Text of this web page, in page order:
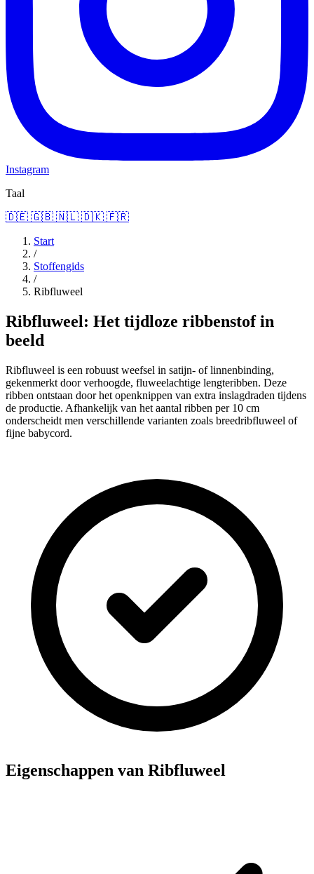
Instagram
Taal
🇩🇪 🇬🇧 🇳🇱 🇩🇰 🇫🇷
Start
/
Stoffengids
/
Ribfluweel
Ribfluweel: Het tijdloze ribbenstof in
beeld
Ribfluweel is een robuust weefsel in satijn- of linnenbinding,
gekenmerkt door verhoogde, fluweelachtige lengteribben. Deze
ribben ontstaan door het openknippen van extra inslagdraden tijdens
de productie. Afhankelijk van het aantal ribben per 10 cm
onderscheidt men verschillende varianten zoals breedribfluweel of
fijne babycord.
Eigenschappen van Ribfluweel